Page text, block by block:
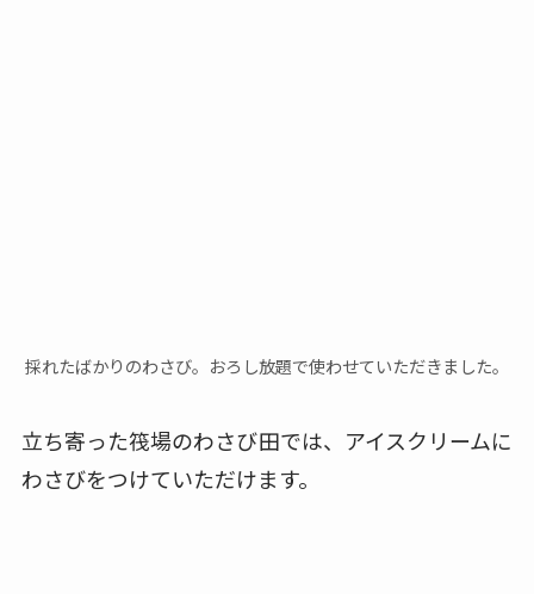
採れたばかりのわさび。おろし放題で使わせていただきました。
立ち寄った筏場のわさび田では、アイスクリームに
わさびをつけていただけます。